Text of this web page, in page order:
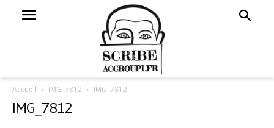
Accueil IMG_7812 IMG_7812
IMG_7812